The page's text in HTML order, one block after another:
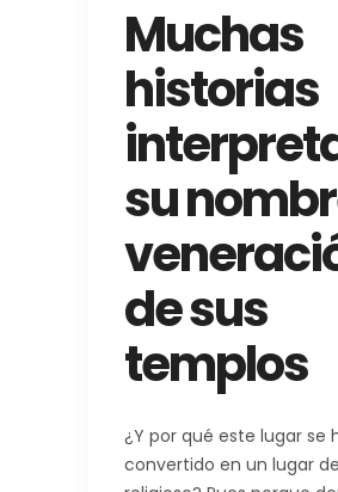
Muchas
historias
su
de sus
templos
¿Y por qué este lugar se
convertido en un lugar